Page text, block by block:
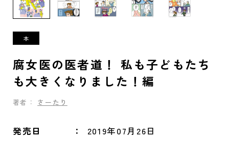
腐女医の医者道！ 私も子どもたち
も大きくなりました！編
著者： さーたり
発売日 2019年07月26日